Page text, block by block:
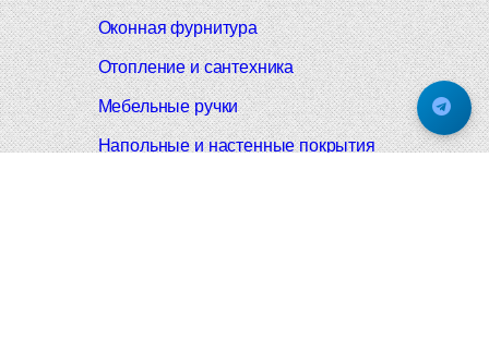
Оконная фурнитура
Отопление и сантехника
Мебельные ручки
Напольные и настенные покрытия